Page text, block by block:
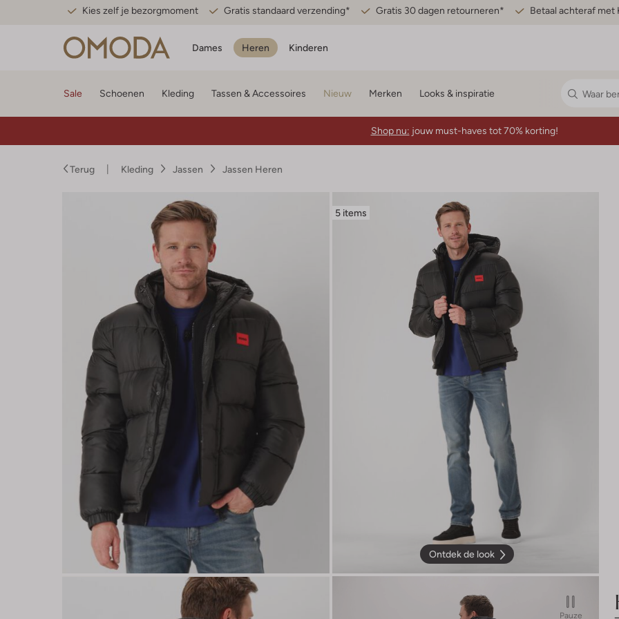
Kies zelf je bezorgmoment Gratis standaard verzending* Gratis 30 dagen retourneren* Betaal achteraf met
Dames Heren Kinderen
Sale Schoenen Kleding Tassen & Accessoires Nieuw Merken Looks & inspiratie
Shop nu: jouw must-haves tot 70% korting!
Terug Kleding Jassen Jassen Heren
5 items
Ontdek de look
Pauze